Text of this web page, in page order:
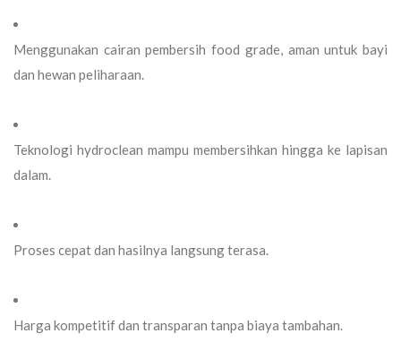
Menggunakan cairan pembersih food grade, aman untuk bayi
dan hewan peliharaan.
Teknologi hydroclean mampu membersihkan hingga ke lapisan
dalam.
Proses cepat dan hasilnya langsung terasa.
Harga kompetitif dan transparan tanpa biaya tambahan.